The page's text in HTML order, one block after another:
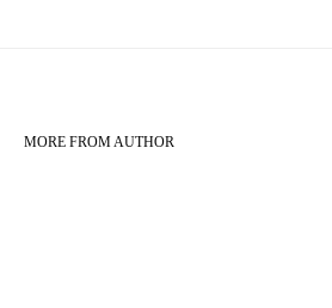
MORE FROM AUTHOR